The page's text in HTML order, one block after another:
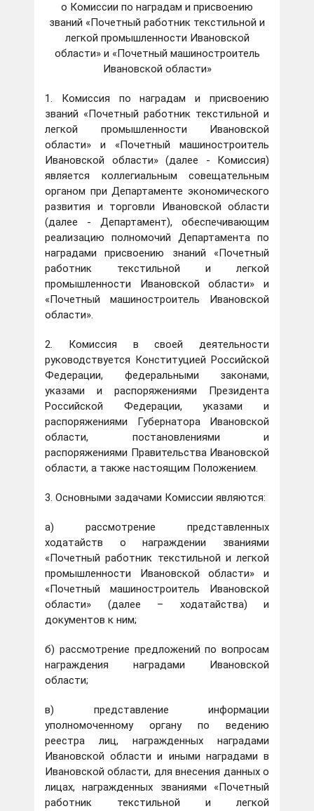
о Комиссии по наградам и присвоению
званий «Почетный работник текстильной и
легкой промышленности Ивановской
области» и «Почетный машиностроитель
Ивановской области»
1. Комиссия по наградам и присвоению
званий «Почетный работник текстильной и
легкой промышленности Ивановской
области» и «Почетный машиностроитель
Ивановской области» (далее - Комиссия)
является коллегиальным совещательным
органом при Департаменте экономического
развития и торговли Ивановской области
(далее - Департамент), обеспечивающим
реализацию полномочий Департамента по
наградами присвоению знаний «Почетный
работник текстильной и легкой
промышленности Ивановской области» и
«Почетный машиностроитель Ивановской
области».
2. Комиссия в своей деятельности
руководствуется Конституцией Российской
Федерации, федеральными законами,
указами и распоряжениями Президента
Российской Федерации, указами и
распоряжениями Губернатора Ивановской
области, постановлениями и
распоряжениями Правительства Ивановской
области, а также настоящим Положением.
3. Основными задачами Комиссии являются:
а) рассмотрение представленных
ходатайств о награждении званиями
«Почетный работник текстильной и легкой
промышленности Ивановской области» и
«Почетный машиностроитель Ивановской
области» (далее – ходатайства) и
документов к ним;
б) рассмотрение предложений по вопросам
награждения наградами Ивановской
области;
в) представление информации
уполномоченному органу по ведению
реестра лиц, награжденных наградами
Ивановской области и иными наградами в
Ивановской области, для внесения данных о
лицах, награжденных званиями «Почетный
работник текстильной и легкой